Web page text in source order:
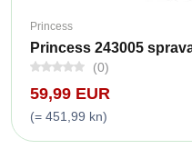
Princess
Princess 243005
(0)
59,99 EUR
(= 451,99 kn)